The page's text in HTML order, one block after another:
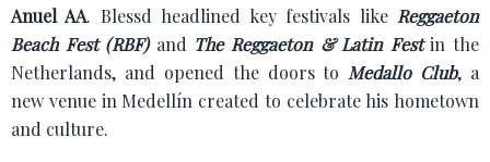
Anuel AA. Blessd headlined key festivals like Reggaeton
Beach Fest (RBF)and The Reggaeton & Latin Festin the
Netherlands, and opened the doors to Medallo Club, a
new venue in Medellín created to celebrate his hometown
and culture.